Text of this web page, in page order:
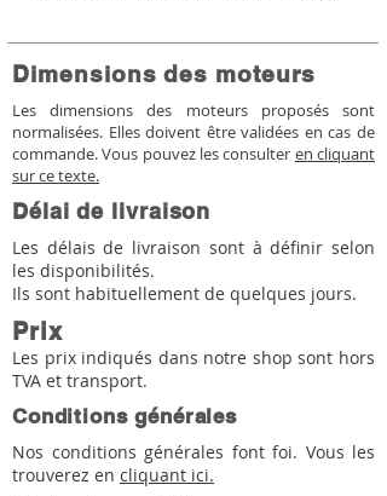
Dimensions des moteurs
Les dimensions des moteurs proposés sont
normalisées. Elles doivent être validées en cas de
commande. Vous pouvez les consulter en cliquant
sur ce texte.
Délai de livraison
Les délais de livraison sont à définir selon
les disponibilités.
Ils sont habituellement de quelques jours.
Prix
Les prix indiqués dans notre shop sont hors
TVA et transport.
Conditions générales
Nos conditions générales font foi. Vous les
trouverez en cliquant ici.